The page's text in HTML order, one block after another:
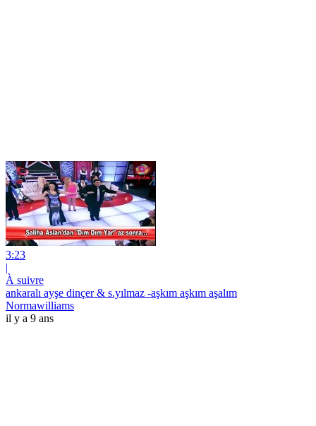
3:23
|
À suivre
ankaralı ayşe dinçer & s.yılmaz -aşkım aşkım aşalım
Normawilliams
il y a 9 ans